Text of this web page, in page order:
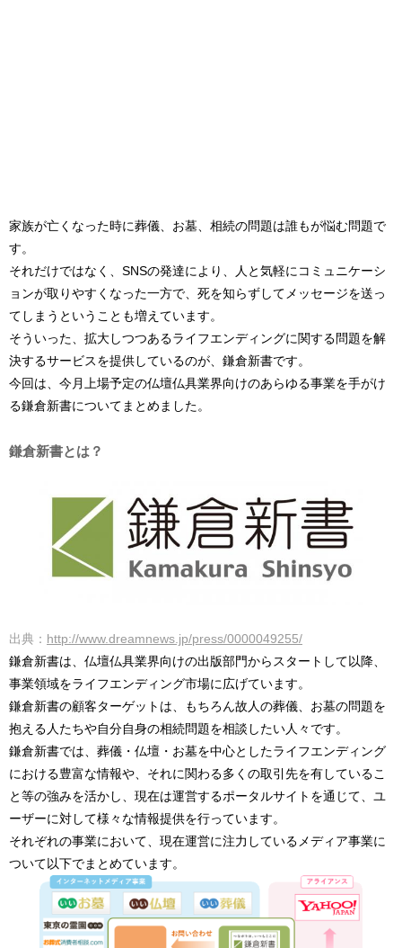
家族が亡くなった時に葬儀、お墓、相続の問題は誰もが悩む問題で
す。
それだけではなく、SNSの発達により、人と気軽にコミュニケーシ
ョンが取りやすくなった一方で、死を知らずしてメッセージを送っ
てしまうということも増えています。
そういった、拡大しつつあるライフエンディングに関する問題を解
決するサービスを提供しているのが、鎌倉新書です。
今回は、今月上場予定の仏壇仏具業界向けのあらゆる事業を手がけ
る鎌倉新書についてまとめました。
鎌倉新書とは？
出典： http://www.dreamnews.jp/press/0000049255/
鎌倉新書は、仏壇仏具業界向けの出版部門からスタートして以降、
事業領域をライフエンディング市場に広げています。
鎌倉新書の顧客ターゲットは、もちろん故人の葬儀、お墓の問題を
抱える人たちや自分自身の相続問題を相談したい人々です。
鎌倉新書では、葬儀・仏壇・お墓を中心としたライフエンディング
における豊富な情報や、それに関わる多くの取引先を有しているこ
と等の強みを活かし、現在は運営するポータルサイトを通じて、ユ
ーザーに対して様々な情報提供を行っています。
それぞれの事業において、現在運営に注力しているメディア事業に
ついて以下でまとめています。